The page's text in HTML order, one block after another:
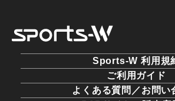
Sports-W 利用規
ご利用ガイド
よくある質問／お問い